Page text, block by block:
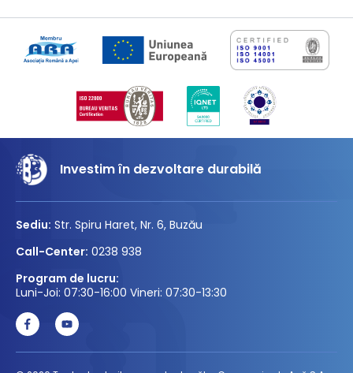
Investim în dezvoltare durabilă
Sediu: Str. Spiru Haret, Nr. 6, Buzău
Call-Center: 0238 938
Program de lucru:
Luni-Joi: 07:30-16:00 Vineri: 07:30-13:30